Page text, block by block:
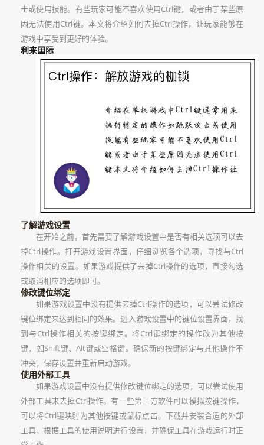
击或使用技能。有些玩家可能不喜欢使用Ctrl键，或者由于某些原
因无法使用Ctrl键。本文将介绍如何去掉Ctrl操作，让玩家能够在
游戏中享受到更好的体验。
利来囯际
了解游戏设置
在开始之前，首先需要了解游戏设置中是否有相关选项可以去
掉Ctrl操作。打开游戏设置界面，仔细浏览各个选项，寻找与Ctrl
操作相关的设置。如果游戏提供了去掉Ctrl操作的选项，直接勾选
或取消相应的选项即可。
修改键位绑定
如果游戏设置中没有提供去掉Ctrl操作的选项，可以尝试修改
键位绑定来达到相同的效果。进入游戏设置中的键位设置界面，找
到与Ctrl操作相关的按键绑定。将Ctrl键绑定的操作改为其他按
键，如Shift键、Alt键或空格键。确保新的按键绑定与其他操作不
冲突，保存设置并重新启动游戏。
使用外部工具
如果游戏设置中没有提供修改键位绑定的选项，可以尝试使用
外部工具来去掉Ctrl操作。有一些第三方软件可以模拟按键操作，
可以将Ctrl键映射为其他按键或鼠标点击。下载并安装合适的外部
工具，根据工具的使用说明进行设置，并确保工具在游戏运行时正